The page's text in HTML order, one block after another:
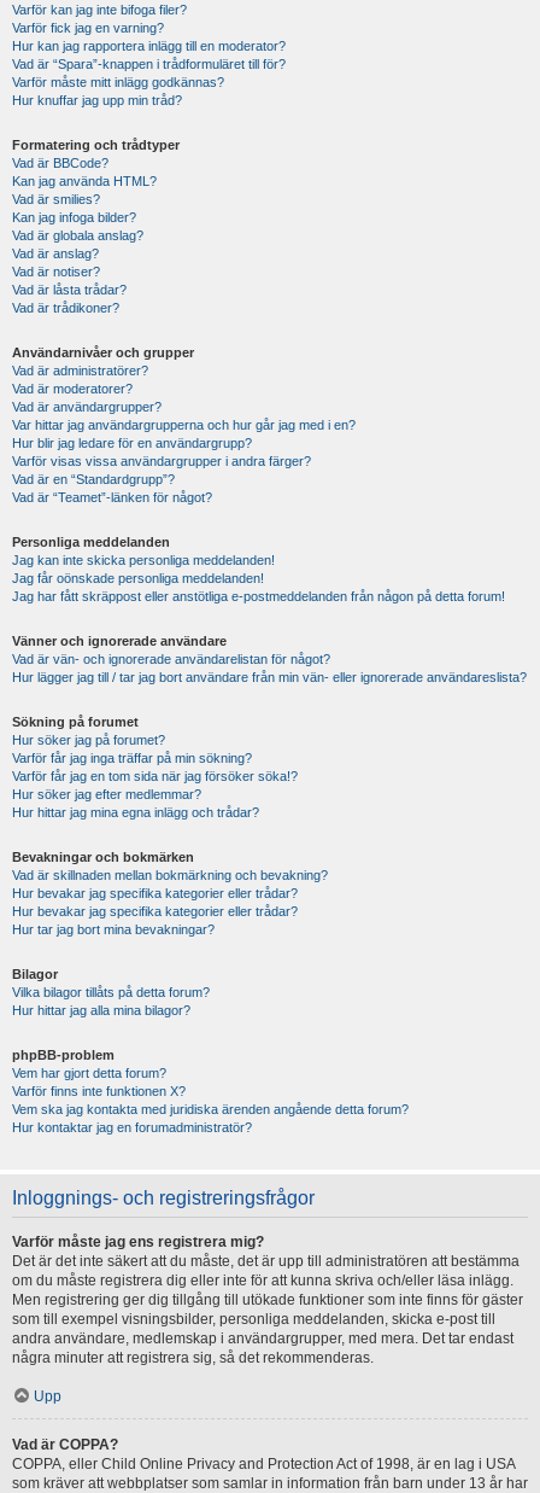
Varför kan jag inte bifoga filer?
Varför fick jag en varning?
Hur kan jag rapportera inlägg till en moderator?
Vad är “Spara”-knappen i trådformuläret till för?
Varför måste mitt inlägg godkännas?
Hur knuffar jag upp min tråd?
Formatering och trådtyper
Vad är BBCode?
Kan jag använda HTML?
Vad är smilies?
Kan jag infoga bilder?
Vad är globala anslag?
Vad är anslag?
Vad är notiser?
Vad är låsta trådar?
Vad är trådikoner?
Användarnivåer och grupper
Vad är administratörer?
Vad är moderatorer?
Vad är användargrupper?
Var hittar jag användargrupperna och hur går jag med i en?
Hur blir jag ledare för en användargrupp?
Varför visas vissa användargrupper i andra färger?
Vad är en “Standardgrupp”?
Vad är “Teamet”-länken för något?
Personliga meddelanden
Jag kan inte skicka personliga meddelanden!
Jag får oönskade personliga meddelanden!
Jag har fått skräppost eller anstötliga e-postmeddelanden från någon på detta forum!
Vänner och ignorerade användare
Vad är vän- och ignorerade användarelistan för något?
Hur lägger jag till / tar jag bort användare från min vän- eller ignorerade användareslista?
Sökning på forumet
Hur söker jag på forumet?
Varför får jag inga träffar på min sökning?
Varför får jag en tom sida när jag försöker söka!?
Hur söker jag efter medlemmar?
Hur hittar jag mina egna inlägg och trådar?
Bevakningar och bokmärken
Vad är skillnaden mellan bokmärkning och bevakning?
Hur bevakar jag specifika kategorier eller trådar?
Hur bevakar jag specifika kategorier eller trådar?
Hur tar jag bort mina bevakningar?
Bilagor
Vilka bilagor tillåts på detta forum?
Hur hittar jag alla mina bilagor?
phpBB-problem
Vem har gjort detta forum?
Varför finns inte funktionen X?
Vem ska jag kontakta med juridiska ärenden angående detta forum?
Hur kontaktar jag en forumadministratör?
Inloggnings- och registreringsfrågor
Varför måste jag ens registrera mig?
Det är det inte säkert att du måste, det är upp till administratören att bestämma
om du måste registrera dig eller inte för att kunna skriva och/eller läsa inlägg.
Men registrering ger dig tillgång till utökade funktioner som inte finns för gäster
som till exempel visningsbilder, personliga meddelanden, skicka e-post till
andra användare, medlemskap i användargrupper, med mera. Det tar endast
några minuter att registrera sig, så det rekommenderas.
Upp
Vad är COPPA?
COPPA, eller Child Online Privacy and Protection Act of 1998, är en lag i USA
som kräver att webbplatser som samlar in information från barn under 13 år har